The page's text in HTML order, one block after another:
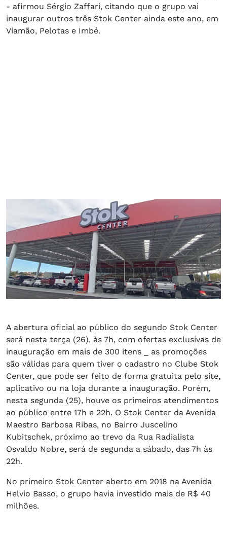
- afirmou Sérgio Zaffari, citando que o grupo vai
inaugurar outros três Stok Center ainda este ano, em
Viamão, Pelotas e Imbé.
A abertura oficial ao público do segundo Stok Center
será nesta terça (26), às 7h, com ofertas exclusivas de
inauguração em mais de 300 itens _ as promoções
são válidas para quem tiver o cadastro no Clube Stok
Center, que pode ser feito de forma gratuita pelo site,
aplicativo ou na loja durante a inauguração. Porém,
nesta segunda (25), houve os primeiros atendimentos
ao público entre 17h e 22h. O Stok Center da Avenida
Maestro Barbosa Ribas, no Bairro Juscelino
Kubitschek, próximo ao trevo da Rua Radialista
Osvaldo Nobre, será de segunda a sábado, das 7h às
22h.
No primeiro Stok Center aberto em 2018 na Avenida
Helvio Basso, o grupo havia investido mais de R$ 40
milhões.